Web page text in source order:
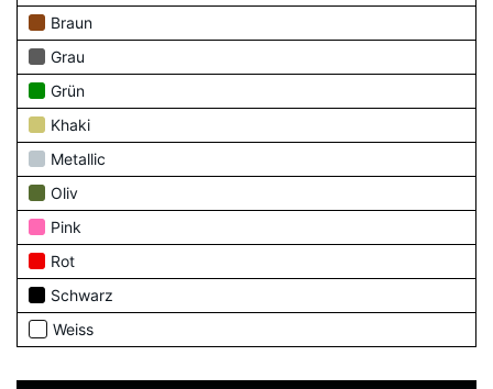
Braun
Grau
Grün
Khaki
Metallic
Oliv
Pink
Rot
Schwarz
Weiss